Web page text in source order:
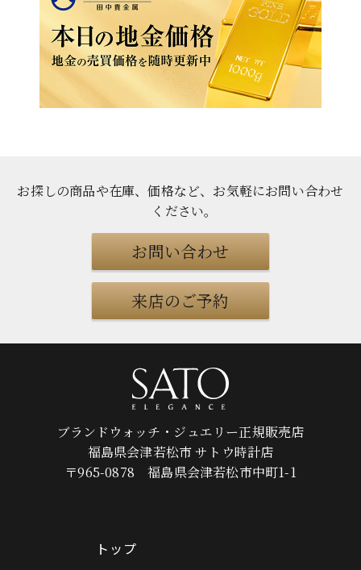
お探しの商品や在庫、価格など、お気軽にお問い合わせ
ください。
お問い合わせ
来店のご予約
ブランドウォッチ・ジュエリー正規販売店
福島県会津若松市 サトウ時計店
〒965-0878 福島県会津若松市中町1-1
トップ